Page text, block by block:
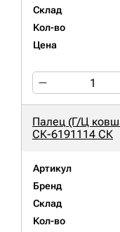
Склад
Кол-во
Цена
Палец (Г/Ц
СК-6191114 СК
Артикул
Бренд
Склад
Кол-во